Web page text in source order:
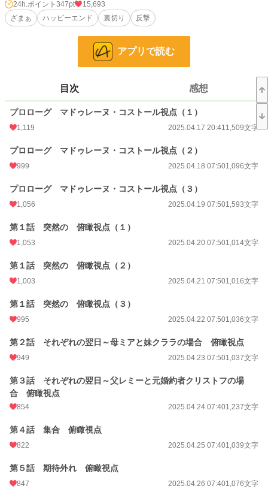
小説 4,110 位 / 228,843 件
18,906
更新日時 2025.05.03 07:30
初回完結日時 2025.05.05 17:34
累計ポイント
24h.ポイント 347pt
15,693
ざまぁ
ハッピーエンド 裏切り 反撃
アプリで読む
目次 感想
プロローグ マドゥレーヌ・コストール視点（１）
1,119 2025.04.17 20:411,509文字
プロローグ マドゥレーヌ・コストール視点（２）
999 2025.04.18 07:501,096文字
プロローグ マドゥレーヌ・コストール視点（３）
1,056 2025.04.19 07:501,593文字
第１話 突然の 俯瞰視点（１）
1,053 2025.04.20 07:501,014文字
第１話 突然の 俯瞰視点（２）
1,003 2025.04.21 07:501,016文字
第１話 突然の 俯瞰視点（３）
995 2025.04.22 07:501,036文字
第２話 それぞれの翌日～母ミアと妹クララの場合 俯瞰視点
949 2025.04.23 07:501,037文字
第３話 それぞれの翌日～父レミーと元婚約者クリストフの場
合 俯瞰視点
854 2025.04.24 07:401,237文字
第４話 集合 俯瞰視点
822 2025.04.25 07:401,039文字
第５話 期待外れ 俯瞰視点
847 2025.04.26 07:401,076文字